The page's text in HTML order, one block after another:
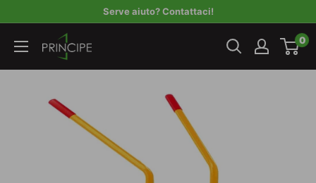
contenuto
Serve aiuto? Contattaci!
Principe 0